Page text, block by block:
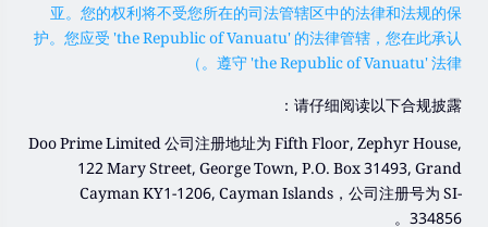
亚。您的权利将不受您所在的司法管辖区中的法律和法规的保
护。您应受 'the Republic of Vanuatu' 的法律管辖，您在此承认
遵守 'the Republic of Vanuatu' 法律。）
请仔细阅读以下合规披露：
Doo Prime Limited 公司注册地址为 Fifth Floor, Zephyr House,
122 Mary Street, George Town, P.O. Box 31493, Grand
Cayman KY1-1206, Cayman Islands，公司注册号为 SI-
334856。